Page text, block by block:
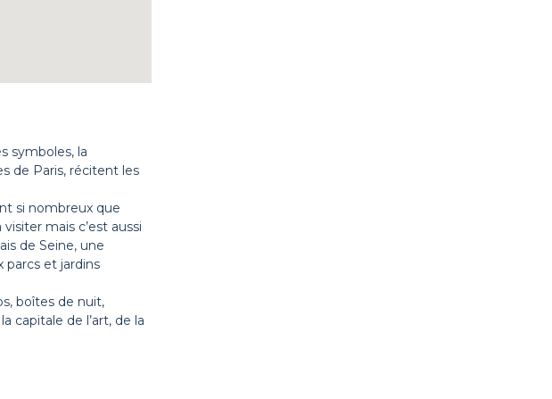
symboles, la
de Paris, récitent les
si nombreux que
mais c’est aussi
de Seine, une
parcs et jardins
boîtes de nuit,
capitale de l’art, de la